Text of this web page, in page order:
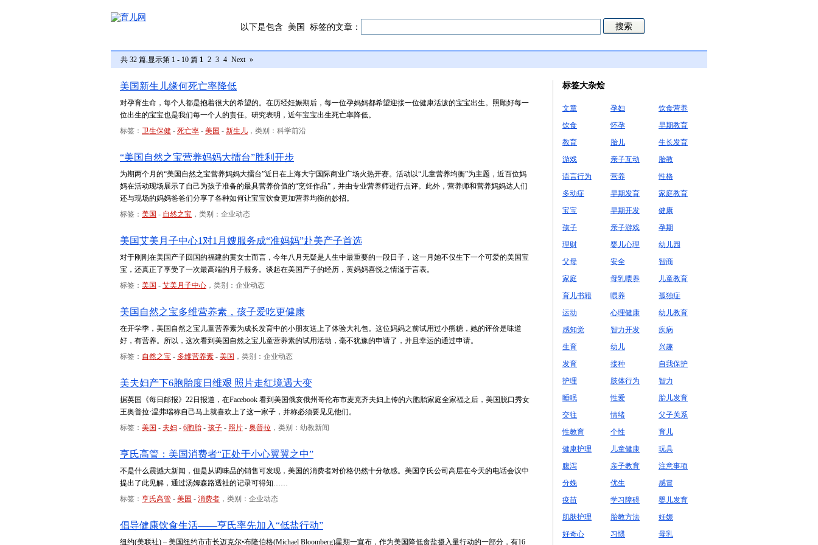
以下是包含 美国 标签的文章：
共 32 篇,显示第 1 - 10 篇 1 2 3 4 Next »
美国新生儿缘何死亡率降低
对孕育生命，每个人都是抱着很大的希望的。在历经妊娠期后，每一位孕妈妈都希望迎接一位健康活泼的宝宝出生。照顾好每一
位出生的宝宝也是我们每一个人的责任。研究表明，近年宝宝出生死亡率降低。
标签： 卫生保健 - 死亡率 - 美国 - 新生儿 ，类别：科学前沿
“美国自然之宝营养妈妈大擂台”胜利开步
为期两个月的“美国自然之宝营养妈妈大擂台”近日在上海大宁国际商业广场火热开赛。活动以“儿童营养均衡”为主题，近百位妈
妈在活动现场展示了自己为孩子准备的最具营养价值的“烹饪作品”，并由专业营养师进行点评。此外，营养师和营养妈妈达人们
还与现场的妈妈爸爸们分享了各种如何让宝宝饮食更加营养均衡的妙招。
标签： 美国 - 自然之宝 ，类别：企业动态
美国艾美月子中心1对1月嫂服务成“准妈妈”赴美产子首选
对于刚刚在美国产子回国的福建的黄女士而言，今年八月无疑是人生中最重要的一段日子，这一月她不仅生下一个可爱的美国宝
宝，还真正了享受了一次最高端的月子服务。谈起在美国产子的经历，黄妈妈喜悦之情溢于言表。
标签： 美国 - 艾美月子中心 ，类别：企业动态
美国自然之宝多维营养素，孩子爱吃更健康
在开学季，美国自然之宝儿童营养素为成长发育中的小朋友送上了体验大礼包。这位妈妈之前试用过小熊糖，她的评价是味道
好，有营养。所以，这次看到美国自然之宝儿童营养素的试用活动，毫不犹豫的申请了，并且幸运的通过申请。
标签： 自然之宝 - 多维营养素 - 美国 ，类别：企业动态
美夫妇产下6胞胎度日维艰 照片走红境遇大变
据英国《每日邮报》22日报道，在Facebook 看到美国俄亥俄州哥伦布市麦克齐夫妇上传的六胞胎家庭全家福之后，美国脱口秀女
王奥普拉·温弗瑞称自己马上就喜欢上了这一家子，并称必须要见见他们。
标签： 美国 - 夫妇 - 6胞胎 - 孩子 - 照片 - 奥普拉 ，类别：幼教新闻
亨氏高管：美国消费者“正处于小心翼翼之中”
不是什么震撼大新闻，但是从调味品的销售可发现，美国的消费者对价格仍然十分敏感。美国亨氏公司高层在今天的电话会议中
提出了此见解，通过汤姆森路透社的记录可得知……
标签： 亨氏高管 - 美国 - 消费者 ，类别：企业动态
倡导健康饮食生活——亨氏率先加入“低盐行动”
纽约(美联社) – 美国纽约市市长迈克尔•布隆伯格(Michael Bloomberg)星期一宣布，作为美国降低食盐摄入量行动的一部分，有16
标签大杂烩
文章 孕妇
饮食营养
饮食
怀孕
早期教育
教育
胎儿
生长发育
游戏
亲子互动
胎教
语言行为
营养
性格
多动症
早期发育
家庭教育
宝宝
早期开发
健康
孩子
亲子游戏
孕期
理财
婴儿心理
幼儿园
父母
安全
智商
家庭
母乳喂养
儿童教育
育儿书籍
喂养
孤独症
运动
心理健康
幼儿教育
感知觉
智力开发
疾病
生育
幼儿
兴趣
发育
接种
自我保护
护理
肢体行为
智力
睡眠
性爱
胎儿发育
交往
情绪
父子关系
性教育
个性
育儿
健康护理
儿童健康
玩具
腹泻
亲子教育
注意事项
分娩
优生
感冒
疫苗
学习障碍
婴儿发育
肌肤护理
胎教方法
妊娠
好奇心
习惯
母乳